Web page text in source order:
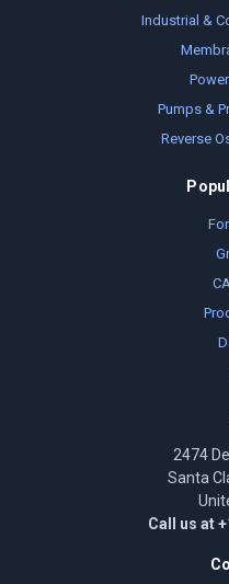
Industrial &
Pumps &
Reverse
2474
Santa
Call us at